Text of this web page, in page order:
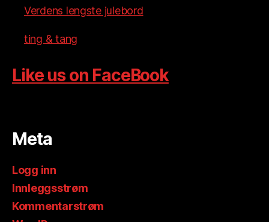
Verdens lengste julebord
ting & tang
Like us on FaceBook
Meta
Logg inn
Innleggsstrøm
Kommentarstrøm